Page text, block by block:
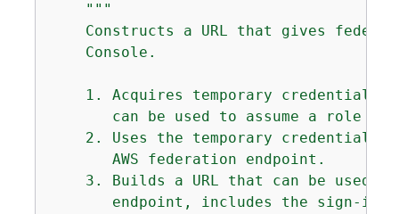
"""
Constructs a URL that gives
    Console.
1. Acquires temporary credentials
can be used to assume a role
2. Uses the temporary credentials
       AWS federation endpoint.
3. Builds a URL that can be used
endpoint, includes the sign-in